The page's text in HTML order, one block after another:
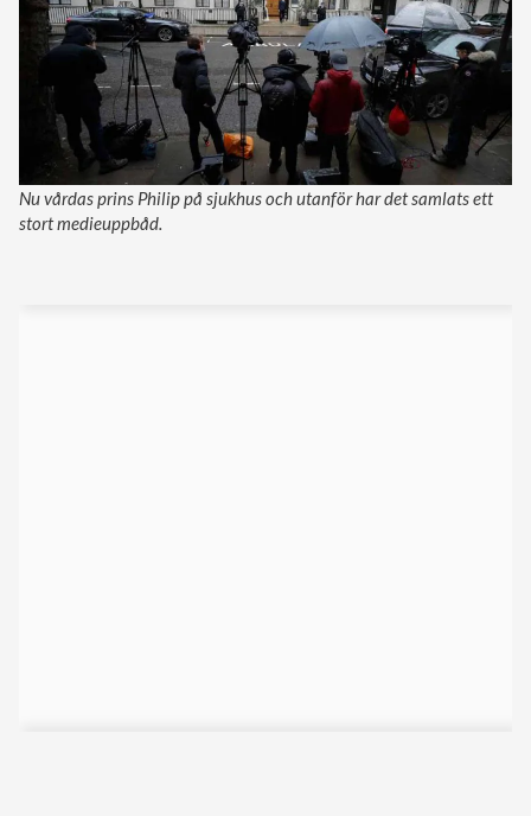
Nu vårdas prins Philip på sjukhus och utanför har det samlats ett
stort medieuppbåd.